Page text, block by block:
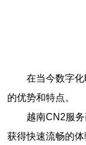
在当今数字
的优势和特点。
越南CN2服
获得快速流畅的体